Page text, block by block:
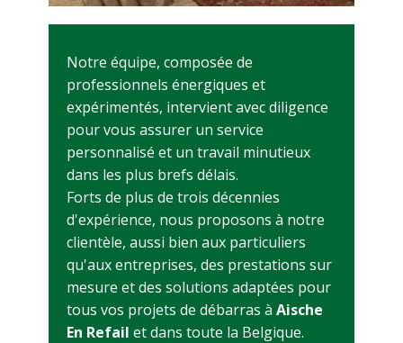
Notre équipe, composée de
professionnels énergiques et
expérimentés, intervient avec diligence
pour vous assurer un service
personnalisé et un travail minutieux
dans les plus brefs délais.
Forts de plus de trois décennies
d'expérience, nous proposons à notre
clientèle, aussi bien aux particuliers
qu'aux entreprises, des prestations sur
mesure et des solutions adaptées pour
tous vos projets de débarras à Aische
En Refail et dans toute la Belgique.